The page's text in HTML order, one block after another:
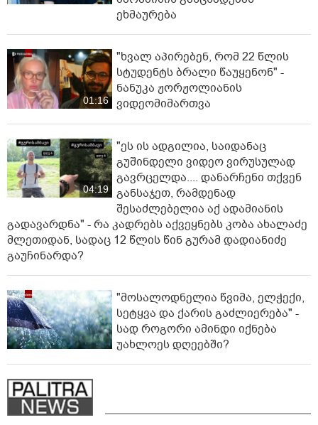
ეხმაურება
01:16
"ხვალ აპირებენ, რომ 22 წლის
სტუდენტს ბრალი წაუყენონ" -
ნანუკა ჟორჟოლიანის
ვიდეომიმართვა
04:19
"ეს ის ადგილია, საიდანაც
გუშინდელი ვიდეო ვირუსულად
გავრცელდა.... დანარჩენი თქვენ
განსაჯეთ, რამდენად
შესაძლებელია აქ ადამიანის
გადავარდნა" - რა კადრებს აქვეყნებს კობა ახალაძე
მლეთიდან, სადაც 12 წლის წინ გურამ დადიანიძე
გაუჩინარდა?
"მოსალოდნელია წვიმა, ელჭექი,
სეტყვა და ქარის გაძლიერება" -
სად როგორი ამინდი იქნება
უახლოეს დღეებში?